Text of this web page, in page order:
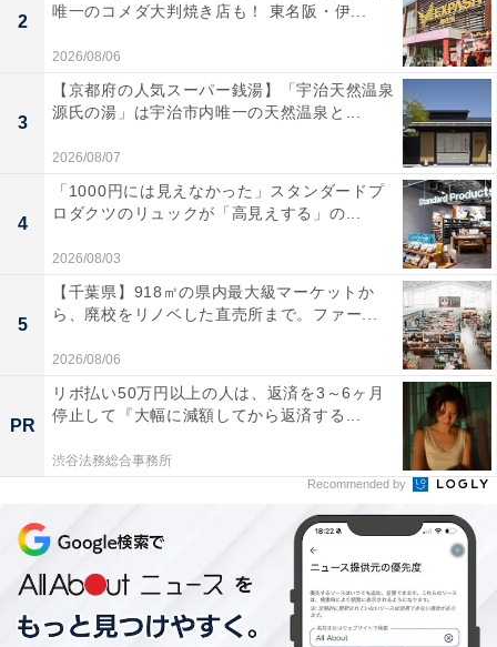
2
唯一のコメダ大判焼き店も！ 東名阪・伊...
2026/08/06
3
【京都府の人気スーパー銭湯】「宇治天然温泉
源氏の湯」は宇治市内唯一の天然温泉と...
2026/08/07
4
「1000円には見えなかった」スタンダードプ
ロダクツのリュックが「高見えする」の...
2026/08/03
5
【千葉県】918㎡の県内最大級マーケットか
ら、廃校をリノベした直売所まで。ファー...
2026/08/06
PR
リボ払い50万円以上の人は、返済を3～6ヶ月
停止して『大幅に減額してから返済する...
渋谷法務総合事務所
Recommended by